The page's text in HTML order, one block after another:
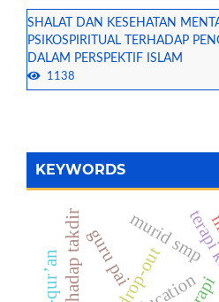
SHALAT DAN KESEHATAN
PSIKOSPIRITUAL TERHADAP
DALAM PERSPEKTIF ISLAM
1138
KEYWORDS
murid smp
drop-out
guru pai